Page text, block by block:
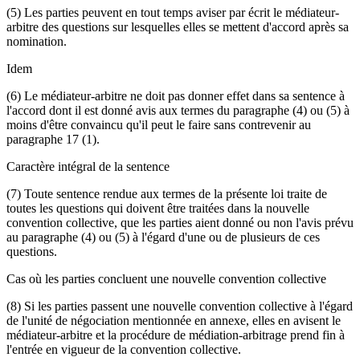
(5) Les parties peuvent en tout temps aviser par écrit le médiateur-
arbitre des questions sur lesquelles elles se mettent d'accord après sa
nomination.
Idem
(6) Le médiateur-arbitre ne doit pas donner effet dans sa sentence à
l'accord dont il est donné avis aux termes du paragraphe (4) ou (5) à
moins d'être convaincu qu'il peut le faire sans contrevenir au
paragraphe 17 (1).
Caractère intégral de la sentence
(7) Toute sentence rendue aux termes de la présente loi traite de
toutes les questions qui doivent être traitées dans la nouvelle
convention collective, que les parties aient donné ou non l'avis prévu
au paragraphe (4) ou (5) à l'égard d'une ou de plusieurs de ces
questions.
Cas où les parties concluent une nouvelle convention collective
(8) Si les parties passent une nouvelle convention collective à l'égard
de l'unité de négociation mentionnée en annexe, elles en avisent le
médiateur-arbitre et la procédure de médiation-arbitrage prend fin à
l'entrée en vigueur de la convention collective.